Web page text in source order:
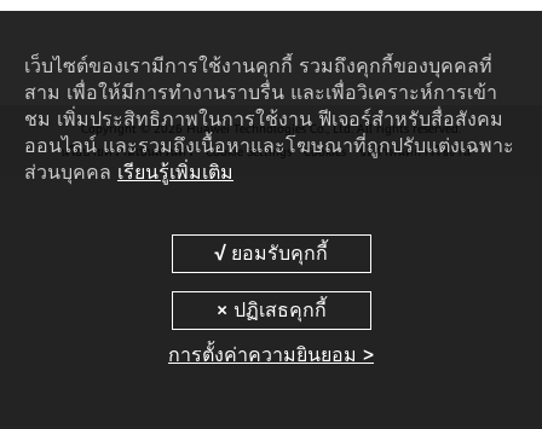
Copyright © 2026 Huawei Technologies Co., Ltd. All rights reserved.
นโยบายความเป็นส่วนตัว
Cookie Settings Cookies ข้อกำหนดการใช้งาน
เว็บไซต์ของเรามีการใช้งานคุกกี้ รวมถึงคุกกี้ของบุคคลที่
สาม เพื่อให้มีการทำงานราบรื่น และเพื่อวิเคราะห์การเข้า
ชม เพิ่มประสิทธิภาพในการใช้งาน ฟีเจอร์สำหรับสื่อสังคม
ออนไลน์ และรวมถึงเนื้อหาและโฆษณาที่ถูกปรับแต่งเฉพาะ
ส่วนบุคคล เรียนรู้เพิ่มเติม
การตั้งค่าความยินยอม >